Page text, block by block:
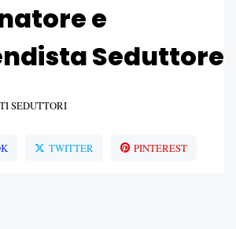
e
Seduttore
SEDUTTORI
TWITTER PINTEREST